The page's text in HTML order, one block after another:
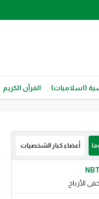
(اسلاميات) القرآن الكريم
أعضاء كبار الشخصيات
الأرباح